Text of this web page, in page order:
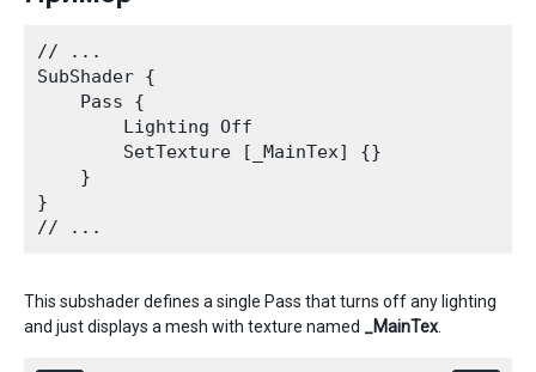
// ...
SubShader {
    Pass {
        Lighting Off
        SetTexture [_MainTex] {}
    }
}
This subshader defines a single Pass that turns off any lighting
and just displays a mesh with texture named
_MainTex